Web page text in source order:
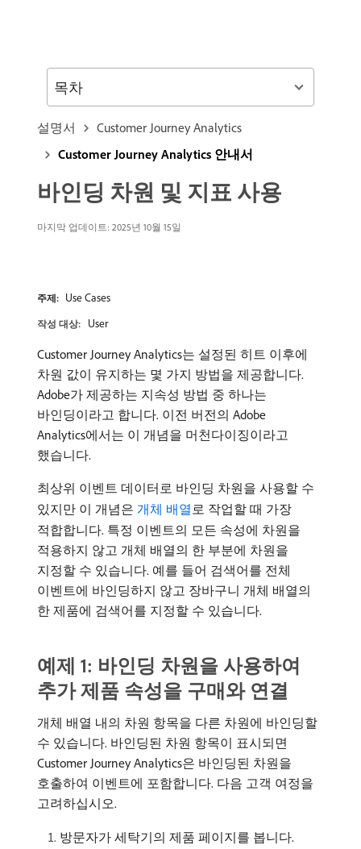
설명서
Customer Journey Analytics
Customer Journey Analytics 안내서
바인딩 차원 및 지표 사용
마지막 업데이트: 2025년 10월 15일
주제: Use Cases
작성 대상: User
Customer Journey Analytics는 설정된 히트 이후에
차원 값이 유지하는 몇 가지 방법을 제공합니다.
Adobe가 제공하는 지속성 방법 중 하나는
바인딩이라고 합니다. 이전 버전의 Adobe
Analytics에서는 이 개념을 머천다이징이라고
했습니다.
최상위 이벤트 데이터로 바인딩 차원을 사용할 수
있지만 이 개념은 개체 배열로 작업할 때 가장
적합합니다. 특정 이벤트의 모든 속성에 차원을
적용하지 않고 개체 배열의 한 부분에 차원을
지정할 수 있습니다. 예를 들어 검색어를 전체
이벤트에 바인딩하지 않고 장바구니 개체 배열의
한 제품에 검색어를 지정할 수 있습니다.
예제 1: 바인딩 차원을 사용하여
추가 제품 속성을 구매와 연결
개체 배열 내의 차원 항목을 다른 차원에 바인딩할
수 있습니다. 바인딩된 차원 항목이 표시되면
Customer Journey Analytics은 바인딩된 차원을
호출하여 이벤트에 포함합니다. 다음 고객 여정을
고려하십시오.
방문자가 세탁기의 제품 페이지를 봅니다.
목차